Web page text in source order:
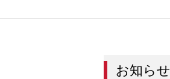
お知らせ